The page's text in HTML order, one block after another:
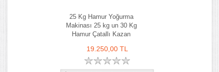
25 Kg Hamur Yoğurma
Makinası 25 kg un 30 Kg
Hamur Çatallı Kazan
19.250,00 TL